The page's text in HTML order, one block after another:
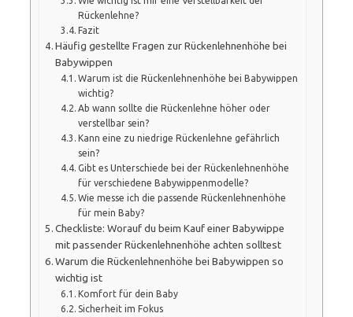
Rückenlehne?
Fazit
Häufig gestellte Fragen zur Rückenlehnenhöhe bei
Babywippen
Warum ist die Rückenlehnenhöhe bei Babywippen
wichtig?
Ab wann sollte die Rückenlehne höher oder
verstellbar sein?
Kann eine zu niedrige Rückenlehne gefährlich
sein?
Gibt es Unterschiede bei der Rückenlehnenhöhe
für verschiedene Babywippenmodelle?
Wie messe ich die passende Rückenlehnenhöhe
für mein Baby?
Checkliste: Worauf du beim Kauf einer Babywippe
mit passender Rückenlehnenhöhe achten solltest
Warum die Rückenlehnenhöhe bei Babywippen so
wichtig ist
Komfort für dein Baby
Sicherheit im Fokus